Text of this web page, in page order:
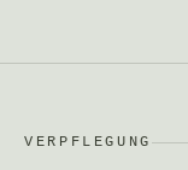
VERPFLEGUNG